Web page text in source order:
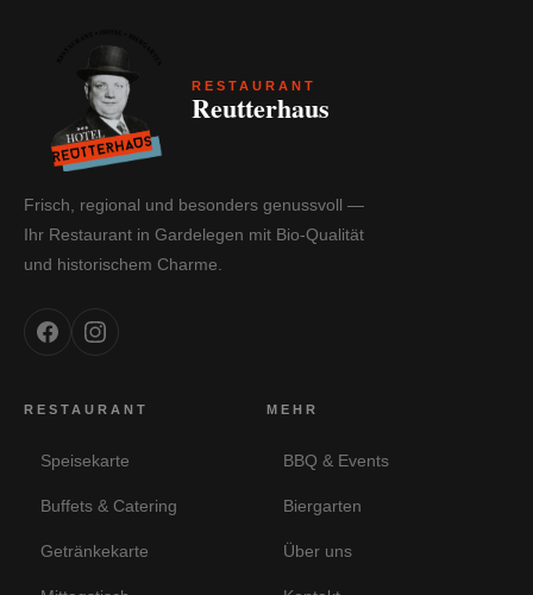
RESTAURANT
Reutterhaus
Frisch, regional und besonders genussvoll —
Ihr Restaurant in Gardelegen mit Bio-Qualität
und historischem Charme.
RESTAURANT
Speisekarte
Buffets & Catering
Getränkekarte
MEHR
BBQ & Events
Biergarten
Über uns